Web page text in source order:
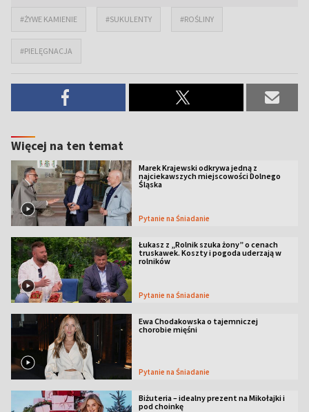
#ŻYWE KAMIENIE #SUKULENTY #ROŚLINY
#PIELĘGNACJA
Więcej na ten temat
Marek Krajewski odkrywa jedną z
najciekawszych miejscowości Dolnego
Śląska
Pytanie na Śniadanie
Łukasz z „Rolnik szuka żony” o cenach
truskawek. Koszty i pogoda uderzają w
rolników
Pytanie na Śniadanie
Ewa Chodakowska o tajemniczej
chorobie mięśni
Pytanie na Śniadanie
Biżuteria – idealny prezent na Mikołajki i
pod choinkę